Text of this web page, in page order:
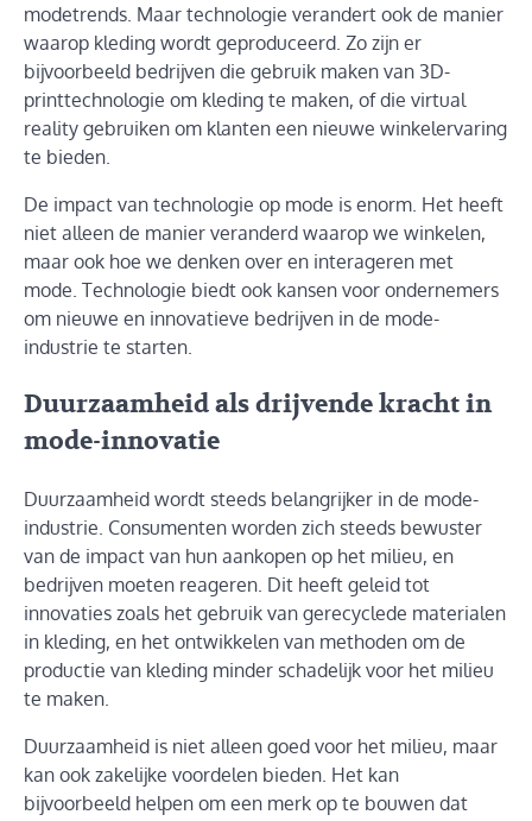
modetrends. Maar technologie verandert ook de manier
waarop kleding wordt geproduceerd. Zo zijn er
bijvoorbeeld bedrijven die gebruik maken van 3D-
printtechnologie om kleding te maken, of die virtual
reality gebruiken om klanten een nieuwe winkelervaring
te bieden.
De impact van technologie op mode is enorm. Het heeft
niet alleen de manier veranderd waarop we winkelen,
maar ook hoe we denken over en interageren met
mode. Technologie biedt ook kansen voor ondernemers
om nieuwe en innovatieve bedrijven in de mode-
industrie te starten.
Duurzaamheid als drijvende kracht in
mode-innovatie
Duurzaamheid wordt steeds belangrijker in de mode-
industrie. Consumenten worden zich steeds bewuster
van de impact van hun aankopen op het milieu, en
bedrijven moeten reageren. Dit heeft geleid tot
innovaties zoals het gebruik van gerecyclede materialen
in kleding, en het ontwikkelen van methoden om de
productie van kleding minder schadelijk voor het milieu
te maken.
Duurzaamheid is niet alleen goed voor het milieu, maar
kan ook zakelijke voordelen bieden. Het kan
bijvoorbeeld helpen om een merk op te bouwen dat